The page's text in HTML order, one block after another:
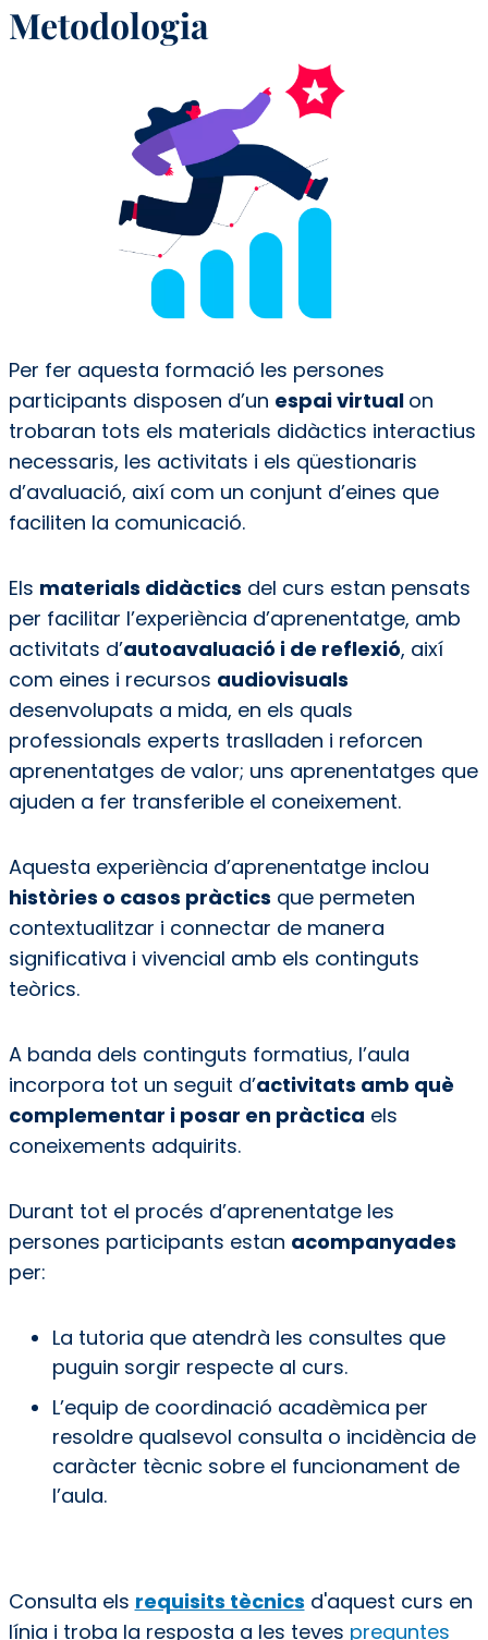
Metodologia
Per fer aquesta formació les persones
participants disposen d’un espai virtual on
trobaran tots els materials didàctics interactius
necessaris, les activitats i els qüestionaris
d’avaluació, així com un conjunt d’eines que
faciliten la comunicació.
Els materials didàctics del curs estan pensats
per facilitar l’experiència d’aprenentatge, amb
activitats d’autoavaluació i de reflexió, així
com eines i recursos audiovisuals
desenvolupats a mida, en els quals
professionals experts traslladen i reforcen
aprenentatges de valor; uns aprenentatges que
ajuden a fer transferible el coneixement.
Aquesta experiència d’aprenentatge inclou
històries o casos pràctics que permeten
contextualitzar i connectar de manera
significativa i vivencial amb els continguts
teòrics.
A banda dels continguts formatius, l’aula
incorpora tot un seguit d’activitats amb què
complementar i posar en pràctica els
coneixements adquirits.
Durant tot el procés d’aprenentatge les
persones participants estan acompanyades
per:
La tutoria que atendrà les consultes que
puguin sorgir respecte al curs.
L’equip de coordinació acadèmica per
resoldre qualsevol consulta o incidència de
caràcter tècnic sobre el funcionament de
l’aula.
Consulta els requisits tècnics d'aquest curs en
línia i troba la resposta a les teves preguntes